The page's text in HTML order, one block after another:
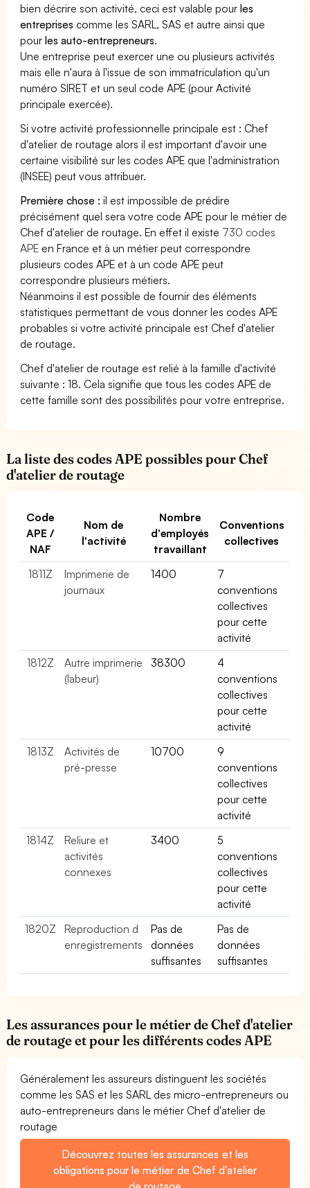
bien décrire son activité, ceci est valable pourles
entreprises comme les SARL, SAS et autre ainsi que
pourles auto-entrepreneurs.
Une entreprise peut exercer une ou plusieurs activités
mais elle n'aura à l'issue de son immatriculation qu'un
numéro SIRET et un seul code APE (pour Activité
principale exercée).
Si votre activité professionnelle principale est : Chef
d'atelier de routage alors il est important d'avoir une
certaine visibilité sur les codes APE que l'administration
(INSEE) peut vous attribuer.
Première chose : il est impossible de prédire
précisément quel sera votre code APE pour le métier de
Chef d'atelier de routage. En effet il existe 730 codes
APE en France et à un métier peut correspondre
plusieurs codes APE et à un code APE peut
correspondre plusieurs métiers.
Néanmoins il est possible de fournir des éléments
statistiques permettant de vous donner les codes APE
probables si votre activité principale est Chef d'atelier
de routage.
Chef d'atelier de routage est relié à la famille d'activité
suivante : 18. Cela signifie que tous les codes APE de
cette famille sont des possibilités pour votre entreprise.
La liste des codes APE possibles pour Chef
d'atelier de routage
Code
APE /
NAF
Nom de
l'activité
Nombre
d'employés
travaillant
Conventions
collectives
1811Z
Imprimerie de
journaux
1400
7
conventions
collectives
pour cette
activité
1812Z
Autre imprimerie
(labeur)
38300
4
conventions
collectives
pour cette
activité
1813Z
Activités de
pré-presse
10700
9
conventions
collectives
pour cette
activité
1814Z
Reliure et
activités
connexes
3400
5
conventions
collectives
pour cette
activité
1820Z
Reproduction d
enregistrements
Pas de
données
suffisantes
Pas de
données
suffisantes
Les assurances pour le métier de Chef d'atelier
de routage et pour les différents codes APE
Généralement les assureurs distinguent les sociétés
comme les SAS et les SARL des micro-entrepreneurs ou
auto-entrepreneurs dans le métier Chef d'atelier de
routage
Découvrez toutes les assurances et les
obligations pour le métier de Chef d'atelier